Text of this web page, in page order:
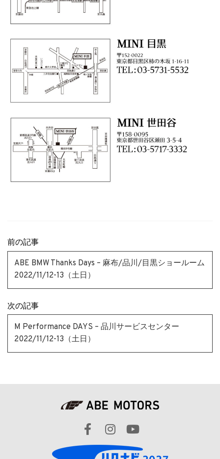
前の記事
ABE BMW Thanks Days – 麻布/品川/目黒ショールーム
2022/11/12-13（土日）
次の記事
M Performance DAYS – 品川サービスセンター
2022/11/12-13（土日）